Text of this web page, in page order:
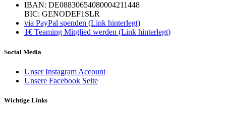
IBAN: DE08830654080004211448
BIC: GENODEF1SLR
via PayPal spenden (Link hinterlegt)
1€ Teaming Mitglied werden (Link hinterlegt)
Social Media
Unser Instagram Account
Unsere Facebook Seite
Wichtige Links